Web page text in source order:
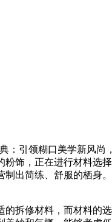
：引领糊口美学新风尚
饰，正在进行材料选
出简练、舒服的栖身
拆修材料，而材料的